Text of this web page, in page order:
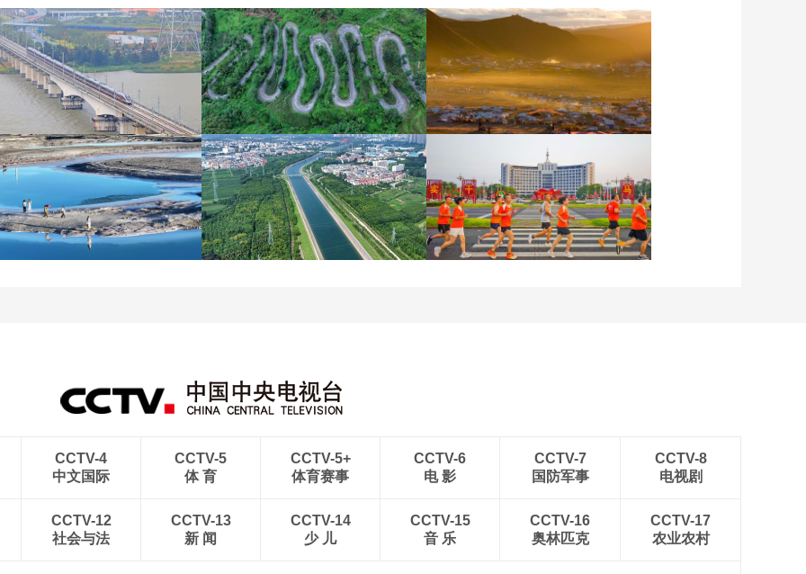
台高铁温玉段正式开通
营
贵州晴隆：二十四道拐绿
意盎然
晨曦中的“帐篷城”
CCTV-4
中文国际
CCTV-5
体 育
CCTV-5+
体育赛事
CCTV-6
电 影
CCTV-7
国防军事
CCTV-8
电视剧
CCTV-12
社会与法
CCTV-13
新 闻
CCTV-14
少 儿
CCTV-15
音 乐
CCTV-16
奥林匹克
CCTV-17
农业农村